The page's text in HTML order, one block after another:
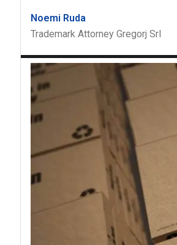
Noemi Ruda
Trademark Attorney Gregorj Srl